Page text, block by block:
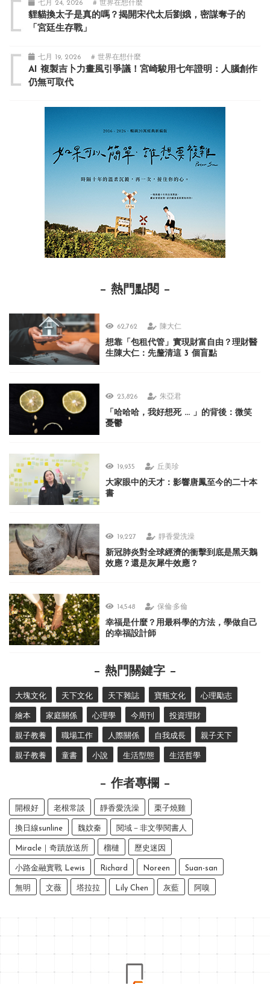
七月 24, 2026 # 世界在想什麼
貍貓換太子是真的嗎？揭開宋代太后劉娥，密謀奪子的
「宮廷生存戰」
七月 19, 2026 # 世界在想什麼
AI 複製吉卜力畫風引爭議！宮崎駿用七年證明：人腦創作
仍無可取代
熱門點閱
62,762 陳大仁
想靠「包租代管」實現財富自由？理財醫
生陳大仁：先釐清這 3 個盲點
23,826 朱亞君
「哈哈哈，我好想死 ... 」的背後：微笑
憂鬱
19,935 丘美珍
大家眼中的天才：影響唐鳳至今的二十本
書
19,227 靜香愛洗澡
新冠肺炎對全球經濟的衝擊到底是黑天鵝
效應？還是灰犀牛效應？
14,548 保倫·多倫
幸福是什麼？用最科學的方法，學做自己
的幸福設計師
熱門關鍵字
大塊文化 天下文化 天下雜誌 寶瓶文化 心理勵志
繪本 家庭關係 心理學 今周刊 投資理財
親子教養 職場工作 人際關係 自我成長 親子天下
親子教養 童書 小說 生活型態 生活哲學
作者專欄
開根好 老根常談 靜香愛洗澡 栗子燒雞
換日線sunline 魏妏秦 閱域－非文學閱書人
Miracle｜奇蹟放送所 榴槤 歷史迷因
小路金融實戰 Lewis Richard Noreen Suan-san
無明 文薇 塔拉拉 Lily Chen 灰藍 阿嗅